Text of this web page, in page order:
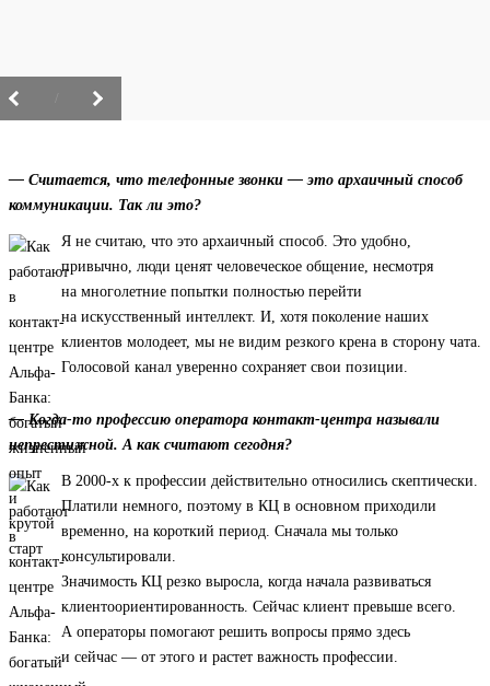
— Считается, что телефонные звонки — это архаичный способ
коммуникации. Так ли это?
Я не считаю, что это архаичный способ. Это удобно,
привычно, люди ценят человеческое общение, несмотря
на многолетние попытки полностью перейти
на искусственный интеллект. И, хотя поколение наших
клиентов молодеет, мы не видим резкого крена в сторону чата.
Голосовой канал уверенно сохраняет свои позиции.
— Когда-то профессию оператора контакт-центра называли
непрестижной. А как считают сегодня?
В 2000-х к профессии действительно относились скептически.
Платили немного, поэтому в КЦ в основном приходили
временно, на короткий период. Сначала мы только
консультировали.
Значимость КЦ резко выросла, когда начала развиваться
клиентоориентированность. Сейчас клиент превыше всего.
А операторы помогают решить вопросы прямо здесь
и сейчас — от этого и растет важность профессии.